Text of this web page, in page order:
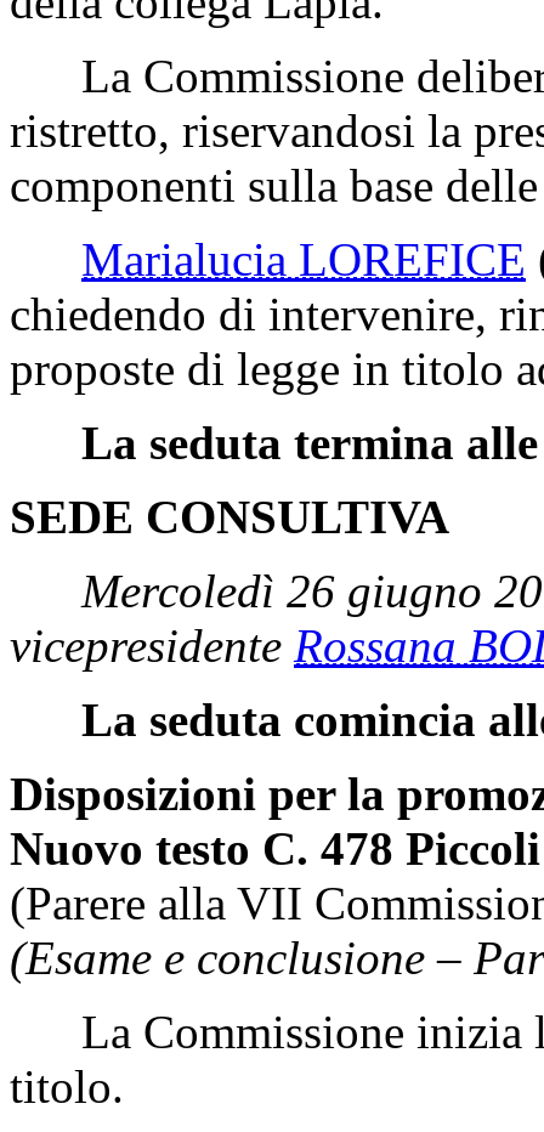
La Commissione
ristretto, riservandosi la
componenti sulla base
Marialucia LOREFICE
chiedendo di intervenire,
proposte di legge in titolo
La seduta termina alle
SEDE CONSULTIVA
Mercoledì 26 giugno
vicepresidente Rossana
La seduta comincia
Disposizioni per la
Nuovo testo C. 478
(Parere alla VII
(Esame e conclusione –
La Commissione inizia
titolo.